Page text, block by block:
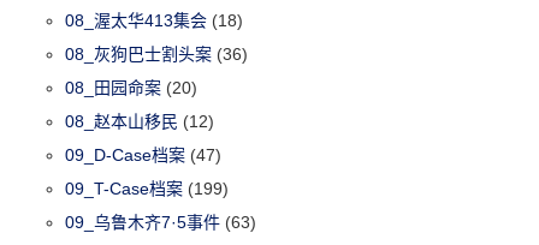
08_渥太华413集会 (18)
08_灰狗巴士割头案 (36)
08_田园命案 (20)
08_赵本山移民 (12)
09_D-Case档案 (47)
09_T-Case档案 (199)
09_乌鲁木齐7·5事件 (63)